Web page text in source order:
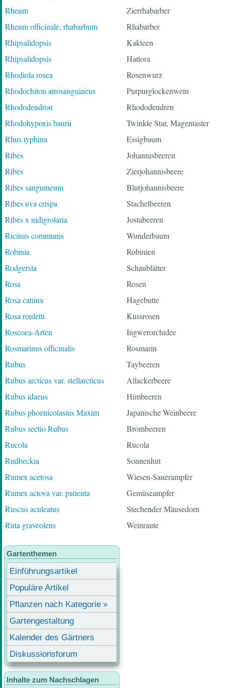
Rheum
Zierrhabarber
Rheum officinale, rhabarbum
Rhabarber
Rhipsalidopsis
Kakteen
Rhipsalidopsis
Hatiora
Rhodiola rosea
Rosenwurz
Rhodochiton atrosanguineus
Purpurglockenwein
Rhododendron
Rhododendren
Rhodohypoxis baurii
Twinkle Star, Magentaster
Rhus typhina
Essigbaum
Ribes
Johannisbeeren
Ribes
Zierjohannisbeere
Ribes sanguineum
Blutjohannisbeere
Ribes uva crispa
Stachelbeeren
Ribes x nidigrolaria
Jostabeeren
Ricinus communis
Wunderbaum
Robinia
Robinien
Rodgersia
Schaublätter
Rosa
Rosen
Rosa canina
Hagebutte
Rosa rouletti
Kussrosen
Roscoea-Arten
Ingwerorchidee
Rosmarinus officinalis
Rosmarin
Rubus
Taybeeren
Rubus arcticus var. stellarcticus
Allackerbeere
Rubus idaeus
Himbeeren
Rubus phoenicolasius Maxim
Japanische Weinbeere
Rubus sectio Rubus
Brombeeren
Rucola
Rucola
Rudbeckia
Sonnenhut
Rumex acetosa
Wiesen-Sauerampfer
Rumex actova var. patienta
Gemüseampfer
Ruscus aculeatus
Stechender Mäusedorn
Ruta graveolens
Weinraute
Gartenthemen
Einführungsartikel
Populäre Artikel
Pflanzen nach Kategorie
Gartengestaltung
Kalender des Gärtners
Diskussionsforum
Inhalte zum Nachschlagen